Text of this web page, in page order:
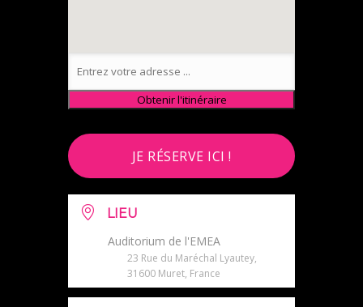
JE RÉSERVE ICI !
LIEU
Auditorium de l'EMEA
23 Rue du Maréchal Lyautey,
31600 Muret, France